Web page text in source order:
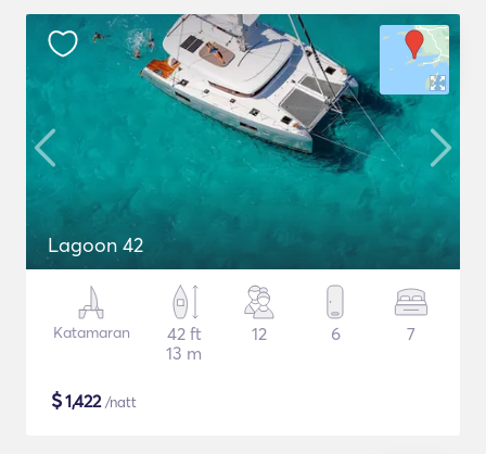
Lagoon 42
Katamaran
42 ft
13 m
12 6 7
$1,422/natt